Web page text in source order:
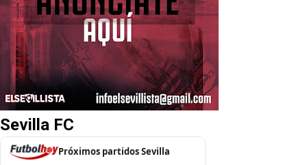
Sevilla FC